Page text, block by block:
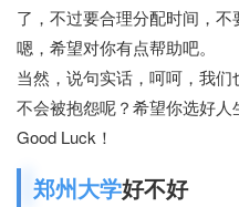
了，不过要合理分配时间，不
嗯，希望对你有点帮助吧。
当然，说句实话，呵呵，我
不会被抱怨呢？希望你选好人
Good Luck！
郑州大学好不好